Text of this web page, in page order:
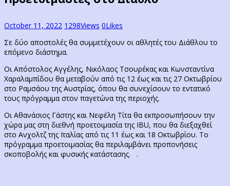
October 11, 2022 1298Views 0Likes
Σε δύο αποστολές θα συμμετέχουν οι αθλητές του Διάθλου το
επόμενο διάστημα.
Οι Απόστολος Αγγέλης, Νικόλαος Τσουρέκας και Κωνσταντίνα
Χαραλαμπίδου θα μεταβούν από τις 12 έως και τις 27 Οκτωβρίου
στο Ραμσάου της Αυστρίας, όπου θα συνεχίσουν το εντατικό
τους πρόγραμμα στον παγετώνα της περιοχής.
Οι Αθανάσιος Γάστης και Νεφέλη Τίτα θα εκπροσωπήσουν την
χώρα μας στη διεθνή προετοιμασία της ΙΒU, που θα διεξαχθεί
στο Ανχολτζ της Ιταλίας από τις 11 έως και 18 Οκτωβρίου. Το
πρόγραμμα προετοιμασίας θα περιλαμβάνει προπονήσεις
σκοποβολής και φυσικής κατάστασης. .